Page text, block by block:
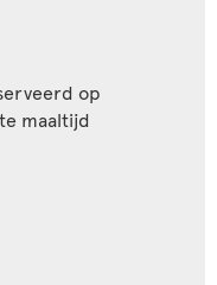
op
maaltijd